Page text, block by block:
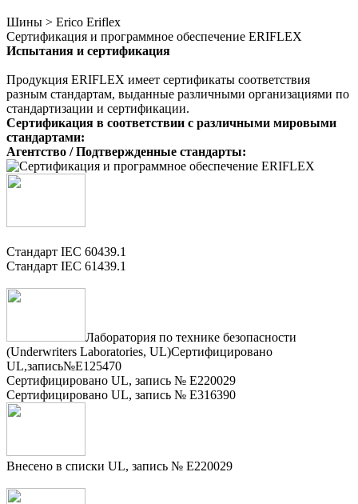
Шины > Erico Eriflex
Сертификация и программное обеспечение ERIFLEX
Испытания и сертификация
Продукция ERIFLEX имеет сертификаты соответствия
разным стандартам, выданные различными организациями по
стандартизации и сертификации.
Сертификация в соответствии с различными мировыми
стандартами:
Агентство / Подтвержденные стандарты:
Стандарт IEC 60439.1
Стандарт IEC 61439.1
Лаборатория по технике безопасности
(Underwriters Laboratories, UL)Сертифицировано
UL,запись№E125470
Сертифицировано UL, запись № E220029
Сертифицировано UL, запись № E316390
Внесено в списки UL, запись № E220029